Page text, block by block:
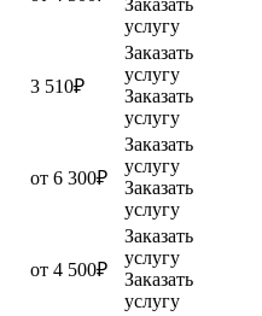
Заказать
услугу
3 510₽
Заказать
услугу
Заказать
услугу
от 6 300₽
Заказать
услугу
Заказать
услугу
от 4 500₽
Заказать
услугу
Заказать
услугу